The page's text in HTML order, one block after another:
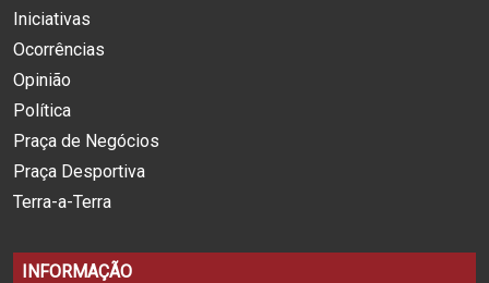
Iniciativas
Ocorrências
Opinião
Política
Praça de Negócios
Praça Desportiva
Terra-a-Terra
INFORMAÇÃO